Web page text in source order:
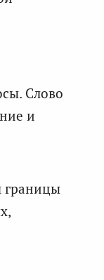
Слово
и
границы